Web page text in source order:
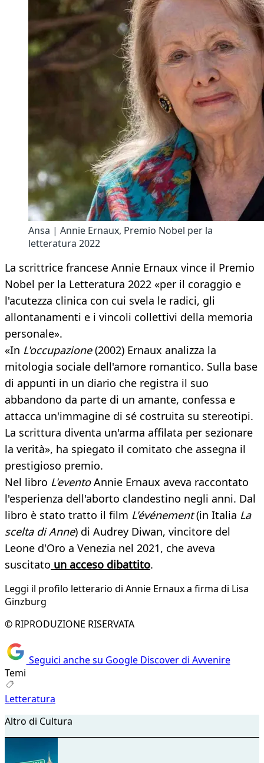
Ansa | Annie Ernaux, Premio Nobel per la
letteratura 2022
La scrittrice francese Annie Ernaux vince il Premio
Nobel per la Letteratura 2022 «per il coraggio e
l'acutezza clinica con cui svela le radici, gli
allontanamenti e i vincoli collettivi della memoria
personale».
«In L'occupazione(2002) Ernaux analizza la
mitologia sociale dell'amore romantico. Sulla base
di appunti in un diario che registra il suo
abbandono da parte di un amante, confessa e
attacca un'immagine di sé costruita su stereotipi.
La scrittura diventa un'arma affilata per sezionare
la verità», ha spiegato il comitato che assegna il
prestigioso premio.
Nel libro L'eventoAnnie Ernaux aveva raccontato
l'esperienza dell'aborto clandestino negli anni. Dal
libro è stato tratto il film L'événement(in Italia La
scelta di Anne) di Audrey Diwan, vincitore del
Leone d'Oro a Venezia nel 2021, che aveva
suscitato un acceso dibattito.
Leggi il profilo letterario di Annie Ernaux a firma di Lisa
Ginzburg
© RIPRODUZIONE RISERVATA
Seguici anche su Google Discover di Avvenire
Temi
Letteratura
Altro di Cultura